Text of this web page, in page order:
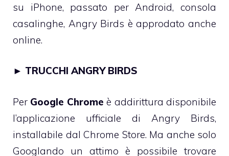
su iPhone, passato per Android, consola
casalinghe, Angry Birds è approdato anche
online.
► TRUCCHI ANGRY BIRDS
Per Google Chrome è addirittura disponibile
l’applicazione ufficiale di Angry Birds,
installabile dal Chrome Store. Ma anche solo
Googlando un attimo è possibile trovare